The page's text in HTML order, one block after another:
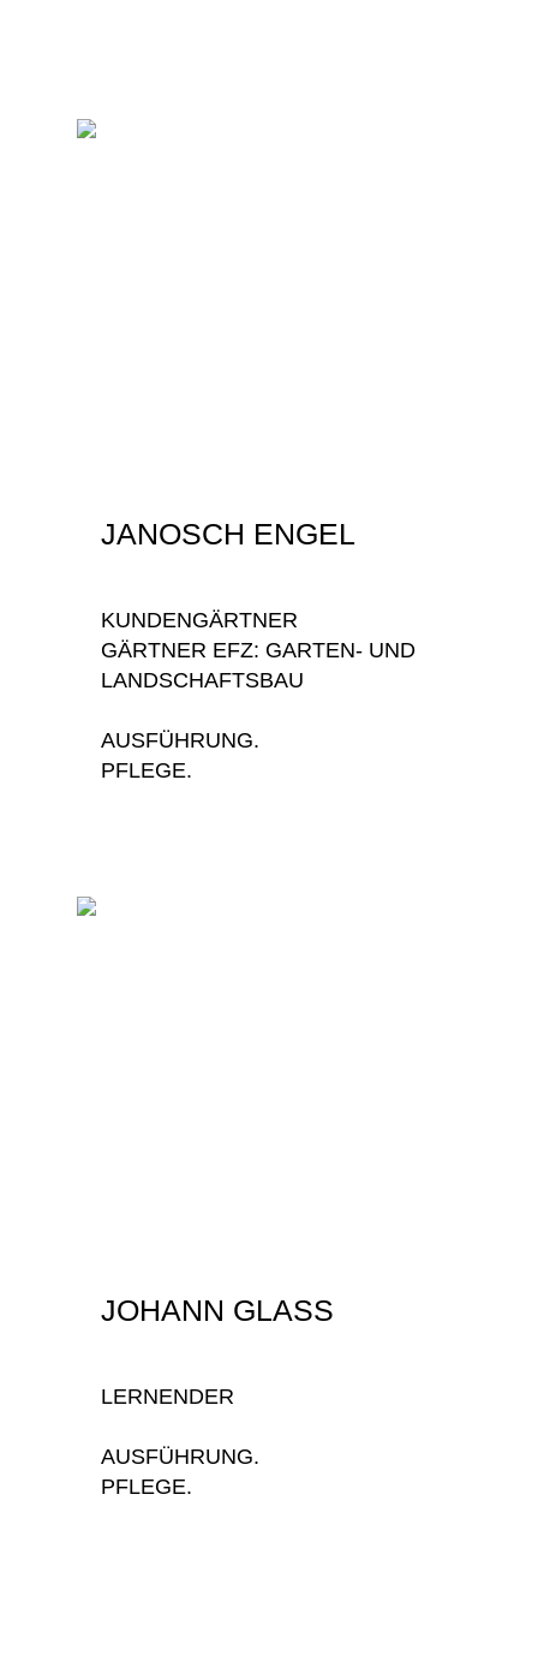
JANOSCH ENGEL
KUNDENGÄRTNER
GÄRTNER EFZ: GARTEN- UND
LANDSCHAFTSBAU
AUSFÜHRUNG.
PFLEGE.
JOHANN GLASS
LERNENDER
AUSFÜHRUNG.
PFLEGE.